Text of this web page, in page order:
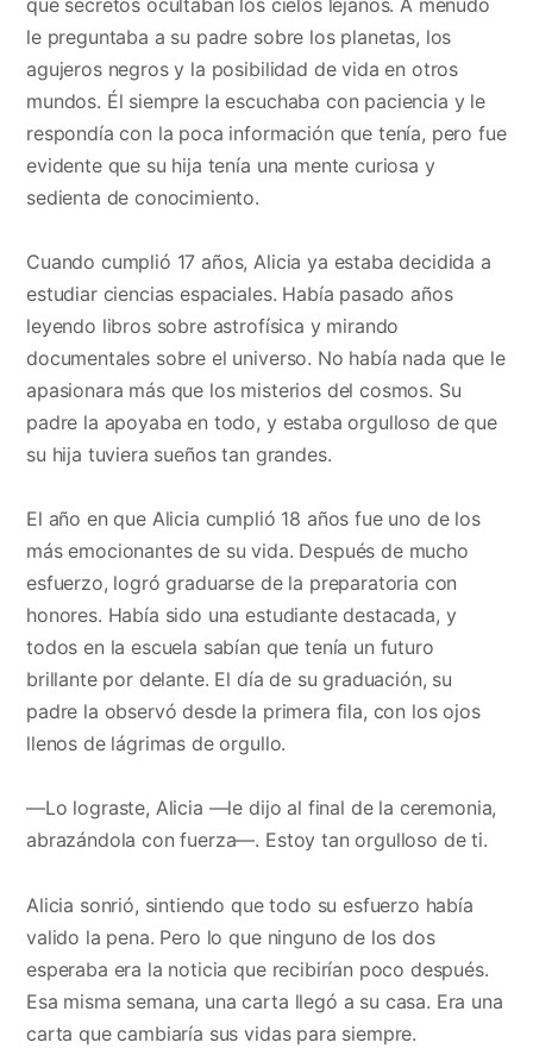
le preguntaba a su padre sobre los planetas, los
agujeros negros y la posibilidad de vida en otros
mundos. Él siempre la escuchaba con paciencia y le
respondía con la poca información que tenía, pero fue
evidente que su hija tenía una mente curiosa y
sedienta de conocimiento.
Cuando cumplió 17 años, Alicia ya estaba decidida a
estudiar ciencias espaciales. Había pasado años
leyendo libros sobre astrofísica y mirando
documentales sobre el universo. No había nada que le
apasionara más que los misterios del cosmos. Su
padre la apoyaba en todo, y estaba orgulloso de que
su hija tuviera sueños tan grandes.
El año en que Alicia cumplió 18 años fue uno de los
más emocionantes de su vida. Después de mucho
esfuerzo, logró graduarse de la preparatoria con
honores. Había sido una estudiante destacada, y
todos en la escuela sabían que tenía un futuro
brillante por delante. El día de su graduación, su
padre la observó desde la primera fila, con los ojos
llenos de lágrimas de orgullo.
—Lo lograste, Alicia —le dijo al final de la ceremonia,
abrazándola con fuerza—. Estoy tan orgulloso de ti.
Alicia sonrió, sintiendo que todo su esfuerzo había
valido la pena. Pero lo que ninguno de los dos
esperaba era la noticia que recibirían poco después.
Esa misma semana, una carta llegó a su casa. Era una
carta que cambiaría sus vidas para siempre.